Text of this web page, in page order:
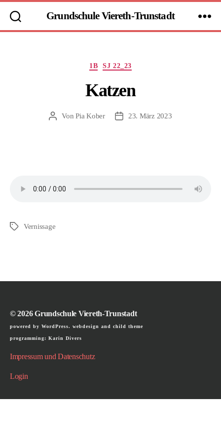
Grundschule Viereth-Trunstadt
Kategorien
1B SJ 22_23
Katzen
Beitragsautor
VonPia Kober Beitragsdatum
23. März 2023
Schlagwörter
Vernissage
© 2026Grundschule Viereth-Trunstadt
powered by WordPress. webdesign and child theme
programming: Karin Divers
Impressum und Datenschutz
Login